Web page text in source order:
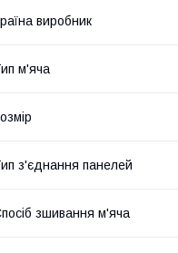
виробник
м'яча
з'єднання панелей
зшивання м'яча